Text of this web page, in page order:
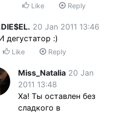
Like Reply
20 Jan 2011 13:46
дегустатор :)
Like Reply
Miss_Natalia 20 Jan
2011 13:48
Ха! Ты оставлен без
сладкого в